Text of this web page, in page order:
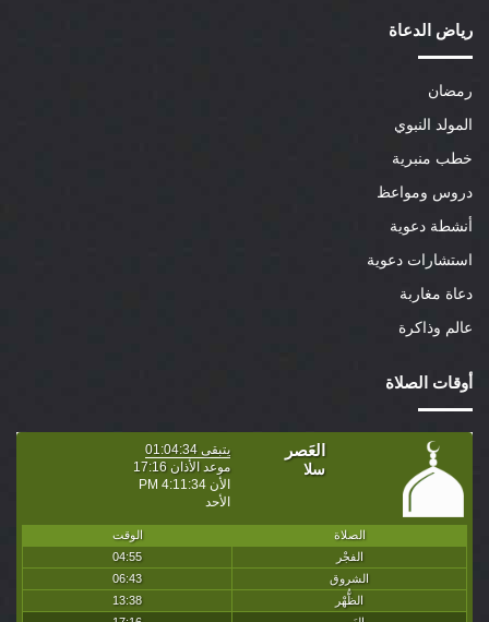
رياض الدعاة
رمضان
المولد النبوي
خطب منبرية
دروس ومواعظ
أنشطة دعوية
استشارات دعوية
دعاة مغاربة
عالم وذاكرة
أوقات الصلاة